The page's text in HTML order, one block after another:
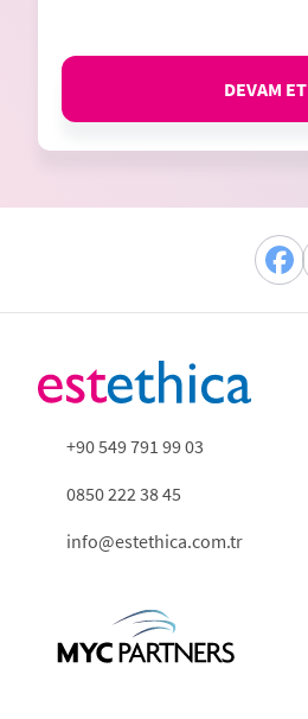
DEVAM ET
+90 549 791 99 03
0850 222 38 45
info@estethica.com.tr